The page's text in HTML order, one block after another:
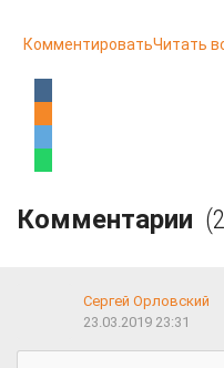
КомментироватьЧитать
Комментарии
Сергей Орловский
23.03.2019 23:31